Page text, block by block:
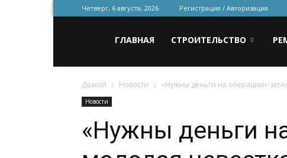
Четверг, 6 августа, 2026 Регистрация / Авторизация
для
строительства
ГЛАВНАЯ СТРОИТЕЛЬСТВО
Домой Новости «Нужны деньги на операции»:
Новости
«Нужны деньги